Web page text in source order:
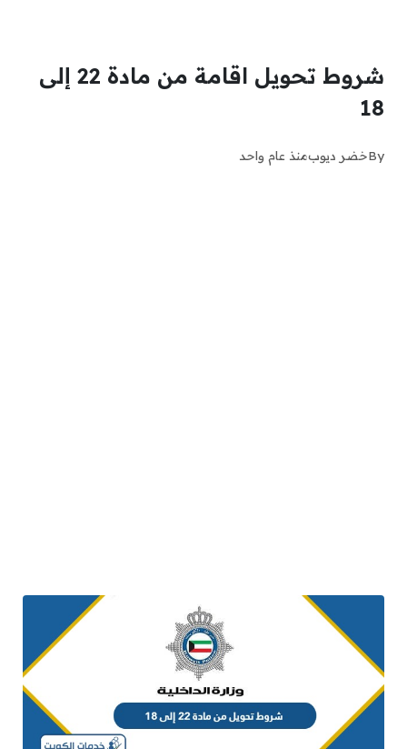
شروط تحويل اقامة من مادة 22 إلى
18
Byخضر ديوبمنذ عام واحد